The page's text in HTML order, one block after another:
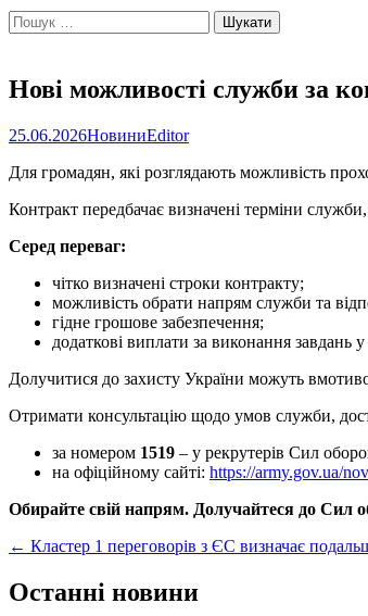
Пошук:
Нові можливості служби за
25.06.2026НовиниEditor
Для громадян, які розглядають можливість
Контракт передбачає визначені терміни
Серед переваг:
чітко визначені строки контракту;
можливість обрати напрям служби та
гідне грошове забезпечення;
додаткові виплати за виконання завдань
Долучитися до захисту України можуть
Отримати консультацію щодо умов служби,
за номером 1519 – у рекрутерів Сил
на офіційному сайті: https://army.gov.ua/
Обирайте свій напрям. Долучайтеся до Сил
Post
navigation
← Кластер 1 переговорів з ЄС визначає
Останні новини